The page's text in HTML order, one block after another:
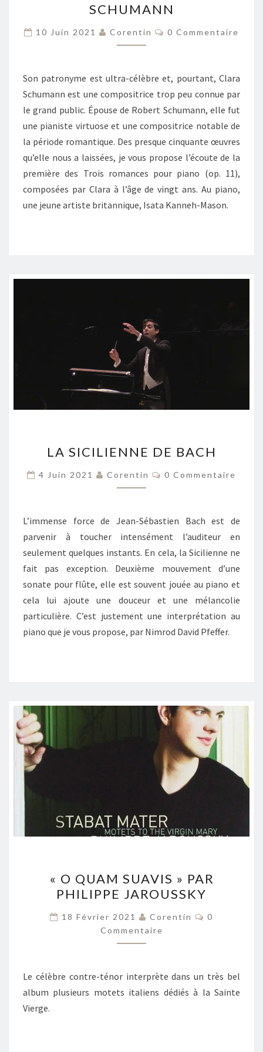
–
CLARA
SCHUMANN
SCHUMANN
10 Juin 2021 Corentin Commentaires
0 Commentaire
Son patronyme est ultra-célèbre et, pourtant, Clara
Schumann est une compositrice trop peu connue par
le grand public. Épouse de Robert Schumann, elle fut
une pianiste virtuose et une compositrice notable de
la période romantique. Des presque cinquante œuvres
qu’elle nous a laissées, je vous propose l’écoute de la
première des Trois romances pour piano (op. 11),
composées par Clara à l’âge de vingt ans. Au piano,
une jeune artiste britannique, Isata Kanneh-Mason.
SICILIENNE
DE
BACH
LA SICILIENNE DE BACH
4 Juin 2021 Corentin Commentaires
0 Commentaire
L’immense force de Jean-Sébastien Bach est de
parvenir à toucher intensément l’auditeur en
seulement quelques instants. En cela, la Sicilienne ne
fait pas exception. Deuxième mouvement d’une
sonate pour flûte, elle est souvent jouée au piano et
cela lui ajoute une douceur et une mélancolie
particulière. C’est justement une interprétation au
piano que je vous propose, par Nimrod David Pfeffer.
QUAM
SUAVIS »
PAR
PHILIPPE
JAROUSSKY
« O QUAM SUAVIS » PAR
PHILIPPE JAROUSSKY
18 Février 2021 Corentin
0
Commentaire
Le célèbre contre-ténor interprète dans un très bel
album plusieurs motets italiens dédiés à la Sainte
Vierge.